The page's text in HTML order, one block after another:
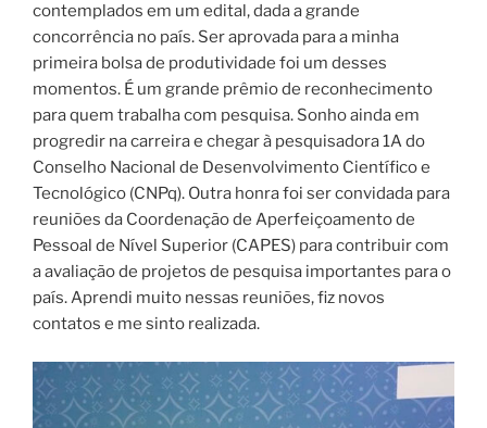
contemplados em um edital, dada a grande
concorrência no país. Ser aprovada para a minha
primeira bolsa de produtividade foi um desses
momentos. É um grande prêmio de reconhecimento
para quem trabalha com pesquisa. Sonho ainda em
progredir na carreira e chegar à pesquisadora 1A do
Conselho Nacional de Desenvolvimento Científico e
Tecnológico (CNPq). Outra honra foi ser convidada para
reuniões da Coordenação de Aperfeiçoamento de
Pessoal de Nível Superior (CAPES) para contribuir com
a avaliação de projetos de pesquisa importantes para o
país. Aprendi muito nessas reuniões, fiz novos
contatos e me sinto realizada.